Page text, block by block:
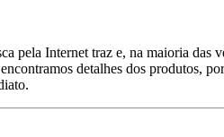
Internet traz e, na maioria das
detalhes dos produtos,